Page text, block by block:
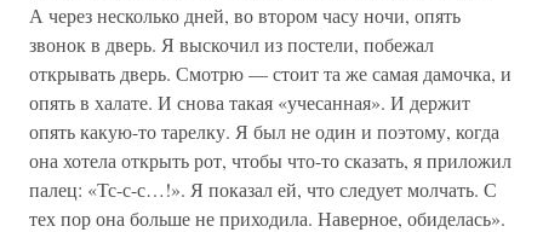
А через несколько дней, во втором часу ночи, опять
звонок в дверь. Я выскочил из постели, побежал
открывать дверь. Смотрю — стоит та же самая дамочка, и
опять в халате. И снова такая «учесанная». И держит
опять какую-то тарелку. Я был не один и поэтому, когда
она хотела открыть рот, чтобы что-то сказать, я приложил
палец: «Тс-с-с…!». Я показал ей, что следует молчать. С
тех пор она больше не приходила. Наверное, обиделась».